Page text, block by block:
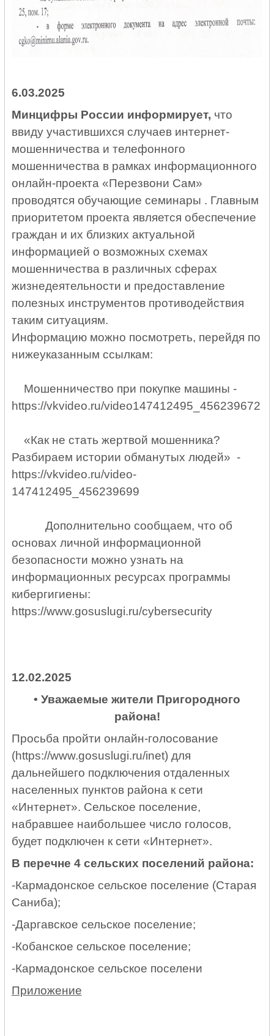
6.03.2025
Минцифры России информирует, что
ввиду участившихся случаев интернет-
мошенничества и телефонного
мошенничества в рамках информационного
онлайн-проекта «Перезвони Сам»
проводятся обучающие семинары . Главным
приоритетом проекта является обеспечение
граждан и их близких актуальной
информацией о возможных схемах
мошенничества в различных сферах
жизнедеятельности и предоставление
полезных инструментов противодействия
таким ситуациям.
Информацию можно посмотреть, перейдя по
нижеуказанным ссылкам:
Мошенничество при покупке машины -
https://vkvideo.ru/video147412495_456239672
«Как не стать жертвой мошенника?
Разбираем истории обманутых людей» -
https://vkvideo.ru/video-
147412495_456239699
Дополнительно сообщаем, что об
основах личной информационной
безопасности можно узнать на
информационных ресурсах программы
кибергигиены:
https://www.gosuslugi.ru/cybersecurity
12.02.2025
• Уважаемые жители Пригородного
района!
Просьба пройти онлайн-голосование
(https://www.gosuslugi.ru/inet) для
дальнейшего подключения отдаленных
населенных пунктов района к сети
«Интернет». Сельское поселение,
набравшее наибольшее число голосов,
будет подключен к сети «Интернет».
В перечне 4 сельских поселений района:
-Кармадонское сельское поселение (Старая
Саниба);
-Даргавское сельское поселение;
-Кобанское сельское поселение;
-Кармадонское сельское поселени
Приложение